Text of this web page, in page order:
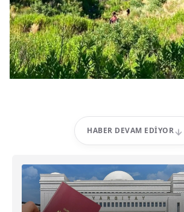
HABER DEVAM EDIYOR